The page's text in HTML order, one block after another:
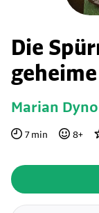
Die
Marian
7min 8+